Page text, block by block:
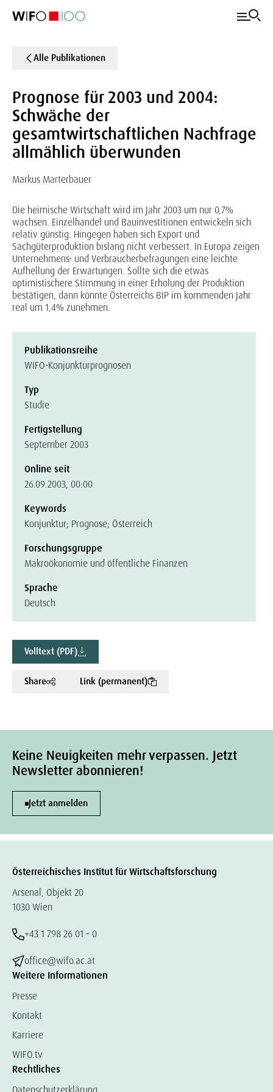
Alle Publikationen
Prognose für 2003 und 2004:
Schwäche der
gesamtwirtschaftlichen Nachfrage
allmählich überwunden
Markus Marterbauer
Die heimische Wirtschaft wird im Jahr 2003 um nur 0,7%
wachsen. Einzelhandel und Bauinvestitionen entwickeln sich
relativ günstig. Hingegen haben sich Export und
Sachgüterproduktion bislang nicht verbessert. In Europa zeigen
Unternehmens- und Verbraucherbefragungen eine leichte
Aufhellung der Erwartungen. Sollte sich die etwas
optimistischere Stimmung in einer Erholung der Produktion
bestätigen, dann könnte Österreichs BIP im kommenden Jahr
real um 1,4% zunehmen.
Publikationsreihe
WIFO-Konjunkturprognosen
Typ
Studie
Fertigstellung
September 2003
Online seit
26.09.2003, 00:00
Keywords
Konjunktur; Prognose; Österreich
Forschungsgruppe
Makroökonomie und öffentliche Finanzen
Sprache
Deutsch
Volltext (PDF)
Share Link (permanent)
Keine Neuigkeiten mehr verpassen. Jetzt
Newsletter abonnieren!
Jetzt anmelden
Österreichisches Institut für Wirtschaftsforschung
Arsenal, Objekt 20
1030 Wien
+43 1 798 26 01 – 0
office@wifo.ac.at
Weitere Informationen
Presse
Kontakt
Karriere
WIFO.tv
Rechtliches